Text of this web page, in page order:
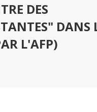
DES
DANS
L'AFP)